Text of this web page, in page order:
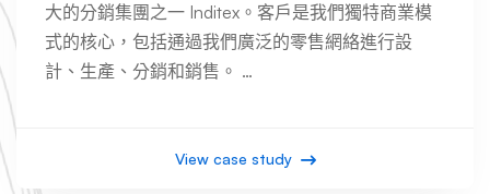
大的分銷集團之一 Inditex。客戶是我們獨特商業模
式的核心，包括通過我們廣泛的零售網絡進行設
計、生產、分銷和銷售。 …
View case study